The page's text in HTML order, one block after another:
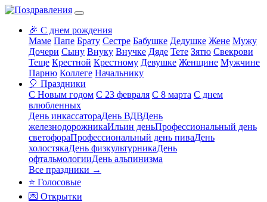
🎉 С днем рождения
Маме Папе Брату Сестре Бабушке Дедушке Жене Мужу
Дочери Сыну Внуку Внучке Дяде Тете Зятю Свекрови
Теще Крестной Крестному Девушке Женщине Мужчине
Парню Коллеге Начальнику
🎈 Праздники
С Новым годом С 23 февраля С 8 марта С днем
влюбленных
День инкассатораДень ВДВДень
железнодорожникаИльин деньПрофессиональный день
светофораПрофессиональный день пиваДень
холостякаДень физкультурникаДень
офтальмологииДень альпинизма
Все праздники →
⭐ Голосовые
💌 Открытки